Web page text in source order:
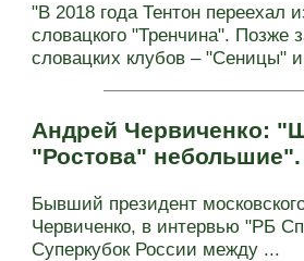
"В 2018 года Тентон переехал
словацкого "Тренчина".
словацких клубов – "Сеницы"
Андрей Червиченко:
"Ростова"
Бывший президент
Червиченко, в интервью "РБ
Суперкубок России между ...